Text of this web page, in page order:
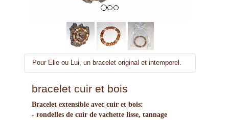
Pour Elle ou Lui, un bracelet original et intemporel.
bracelet cuir et bois
Bracelet extensible avec cuir et bois:
- rondelles de cuir de vachette lisse, tannage